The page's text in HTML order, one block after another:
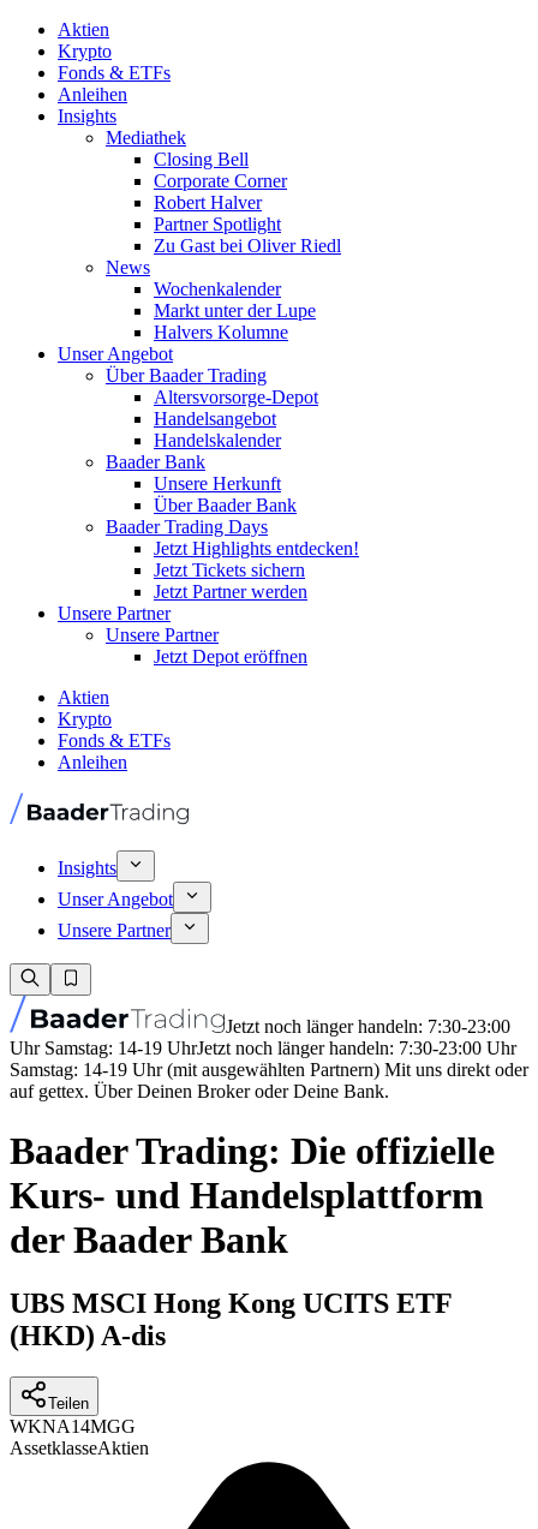
Aktien
Krypto
Fonds & ETFs
Anleihen
Insights
Mediathek
Closing Bell
Corporate Corner
Robert Halver
Partner Spotlight
Zu Gast bei Oliver Riedl
News
Wochenkalender
Markt unter der Lupe
Halvers Kolumne
Unser Angebot
Über Baader Trading
Altersvorsorge-Depot
Handelsangebot
Handelskalender
Baader Bank
Unsere Herkunft
Über Baader Bank
Baader Trading Days
Jetzt Highlights entdecken!
Jetzt Tickets sichern
Jetzt Partner werden
Unsere Partner
Unsere Partner
Jetzt Depot eröffnen
Aktien
Krypto
Fonds & ETFs
Anleihen
Insights
Unser Angebot
Unsere Partner
Jetzt noch länger handeln: 7:30-23:00
Uhr Samstag: 14-19 UhrJetzt noch länger handeln: 7:30-23:00 Uhr
Samstag: 14-19 Uhr (mit ausgewählten Partnern) Mit uns direkt oder
auf gettex. Über Deinen Broker oder Deine Bank.
Baader Trading: Die offizielle
Kurs- und Handelsplattform
der Baader Bank
UBS MSCI Hong Kong UCITS ETF
(HKD) A-dis
Teilen
WKNA14MGG
AssetklasseAktien